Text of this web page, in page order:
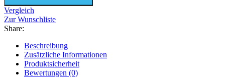
Vergleich
Zur Wunschliste
Share:
Beschreibung
Zusätzliche Informationen
Produktsicherheit
Bewertungen (0)